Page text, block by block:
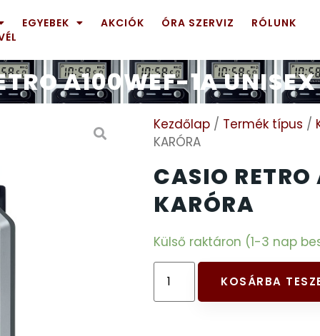
EGYEBEK AKCIÓK ÓRA SZERVIZ
RÓLUNK
A100WEF-1A
Kezdőlap / Termék típus /
KARÓRA
CASIO
KARÓRA
Külső raktáron (1-3 nap
KOSÁRBA